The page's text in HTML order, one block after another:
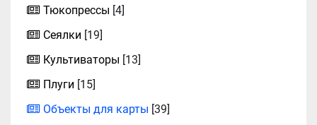
Тюкопрессы [4]
Сеялки [19]
Культиваторы [13]
Плуги [15]
Объекты для карты [39]